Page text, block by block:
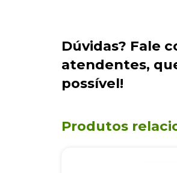
Dúvidas? Fale
atendentes,
possível!
Produtos